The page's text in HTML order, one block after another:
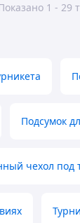
1 - 29
Подсумок
чехол под